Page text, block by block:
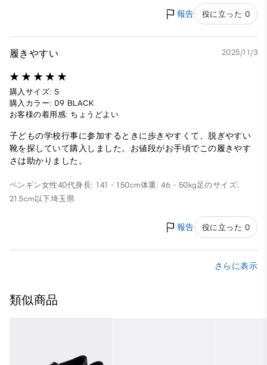
報告 役に立った 0
履きやすい 2025/11/3
購入サイズ: S
購入カラー: 09 BLACK
お客様の着用感: ちょうどよい
子どもの学校行事に参加するときに歩きやすくて、脱ぎやすい
靴を探していて購入しました。お値段がお手頃でこの履きやす
さは助かりました。
ペンギン女性40代身長: 141 - 150cm体重: 46 - 50kg足のサイズ:
21.5cm以下埼玉県
報告 役に立った 0
さらに表示
類似商品